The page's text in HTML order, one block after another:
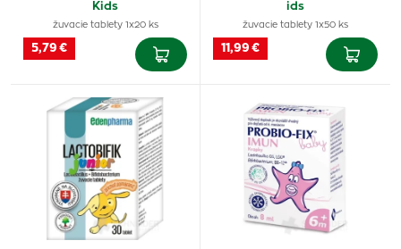
Kids
žuvacie tablety 1x20 ks
5,79 €
ids
žuvacie tablety 1x50 ks
11,99 €